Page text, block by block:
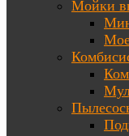
Мойки